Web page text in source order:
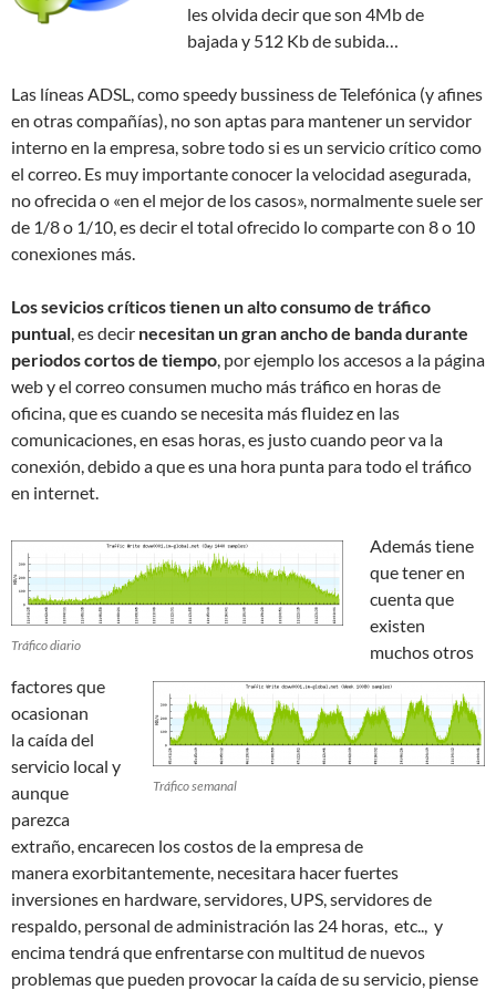
les olvida decir que son 4Mb de
bajada y 512 Kb de subida…
Las líneas ADSL, como speedy bussiness de Telefónica (y afines
en otras compañías), no son aptas para mantener un servidor
interno en la empresa, sobre todo si es un servicio crítico como
el correo. Es muy importante conocer la velocidad asegurada,
no ofrecida o «en el mejor de los casos», normalmente suele ser
de 1/8 o 1/10, es decir el total ofrecido lo comparte con 8 o 10
conexiones más.
Los sevicios críticos tienen un alto consumo de tráfico
puntual, es decir necesitan un gran ancho de banda durante
periodos cortos de tiempo, por ejemplo los accesos a la página
web y el correo consumen mucho más tráfico en horas de
oficina, que es cuando se necesita más fluidez en las
comunicaciones, en esas horas, es justo cuando peor va la
conexión, debido a que es una hora punta para todo el tráfico
en internet.
Tráfico diario
Tráfico semanal
Además tiene
que tener en
cuenta que
existen
muchos otros
factores que
ocasionan
la caída del
servicio local y
aunque
parezca
extraño, encarecen los costos de la empresa de
manera exorbitantemente, necesitara hacer fuertes
inversiones en hardware, servidores, UPS, servidores de
respaldo, personal de administración las 24 horas, etc.., y
encima tendrá que enfrentarse con multitud de nuevos
problemas que pueden provocar la caída de su servicio, piense